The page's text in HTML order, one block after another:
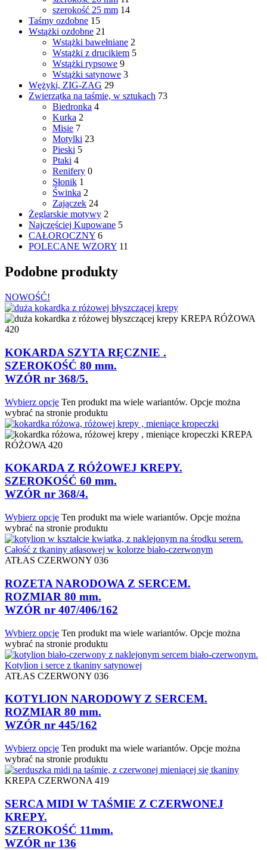
szerokość 25 mm 14
Taśmy ozdobne 15
Wstążki ozdobne 21
Wstążki bawełniane 2
Wstążki z drucikiem 5
Wstążki rypsowe 9
Wstążki satynowe 3
Wężyki, ZIG-ZAG 29
Zwierzątka na taśmie, w sztukach 73
Biedronka 4
Kurka 2
Misie 7
Motylki 23
Pieski 5
Ptaki 4
Renifery 0
Słonik 1
Świnka 2
Zajączek 24
Żeglarskie motywy 2
Najczęściej Kupowane 5
CAŁOROCZNY 6
POLECANE WZORY 11
Podobne produkty
NOWOŚĆ!
KREPA RÓŻOWA
420
KOKARDA SZYTA RĘCZNIE .
SZEROKOŚĆ 80 mm.
WZÓR nr 368/5.
Wybierz opcje Ten produkt ma wiele wariantów. Opcje można
wybrać na stronie produktu
KREPA
RÓŻOWA 420
KOKARDA Z RÓŻOWEJ KREPY.
SZEROKOŚĆ 60 mm.
WZÓR nr 368/4.
Wybierz opcje Ten produkt ma wiele wariantów. Opcje można
wybrać na stronie produktu
ATŁAS CZERWONY 036
ROZETA NARODOWA Z SERCEM.
ROZMIAR 80 mm.
WZÓR nr 407/406/162
Wybierz opcje Ten produkt ma wiele wariantów. Opcje można
wybrać na stronie produktu
ATŁAS CZERWONY 036
KOTYLION NARODOWY Z SERCEM.
ROZMIAR 80 mm.
WZÓR nr 445/162
Wybierz opcje Ten produkt ma wiele wariantów. Opcje można
wybrać na stronie produktu
KREPA CZERWONA 419
SERCA MIDI W TAŚMIE Z CZERWONEJ
KREPY.
SZEROKOŚĆ 11mm.
WZÓR nr 136